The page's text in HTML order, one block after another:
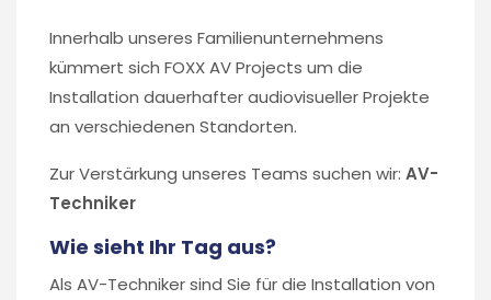
Innerhalb unseres Familienunternehmens
kümmert sich FOXX AV Projects um die
Installation dauerhafter audiovisueller Projekte
an verschiedenen Standorten.
Zur Verstärkung unseres Teams suchen wir: AV-
Techniker
Wie sieht Ihr Tag aus?
Als AV-Techniker sind Sie für die Installation von